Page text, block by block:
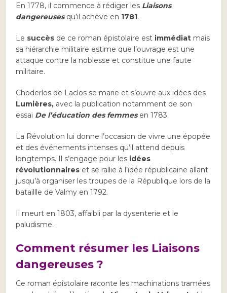
En 1778, il commence à rédiger les Liaisons
dangereuses qu’il achève en 1781.
Le succès de ce roman épistolaire est immédiat mais
sa hiérarchie militaire estime que l’ouvrage est une
attaque contre la noblesse et constitue une faute
militaire.
Choderlos de Laclos se marie et s’ouvre aux idées des
Lumières, avec la publication notamment de son
essai De l’éducation des femmesen 1783.
La Révolution lui donne l’occasion de vivre une épopée
et des événements intenses qu’il attend depuis
longtemps. Il s’engage pour les idées
révolutionnaires et se rallie à l’idée républicaine allant
jusqu’à organiser les troupes de la République lors de la
bataillle de Valmy en 1792.
Il meurt en 1803, affaibli par la dysenterie et le
paludisme.
Comment résumer les Liaisons
dangereuses ?
Ce roman épistolaire raconte les machinations tramées